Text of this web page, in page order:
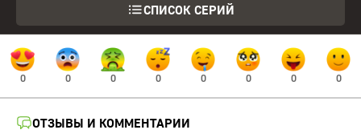
СПИСОК СЕРИЙ
0 0 0 0 0 0 0 0
ОТЗЫВЫ И КОММЕНТАРИИ